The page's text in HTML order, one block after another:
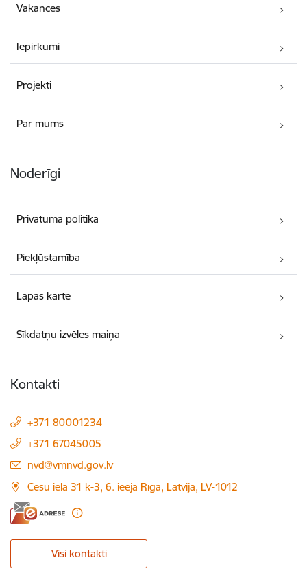
Vakances
Iepirkumi
Projekti
Par mums
Noderīgi
Privātuma politika
Piekļūstamība
Lapas karte
Sīkdatņu izvēles maiņa
Kontakti
+371 80001234
+371 67045005
E-pasts:
nvd@vmnvd.gov.lv
Cēsu iela 31 k-3, 6. ieeja Rīga, Latvija, LV-1012
Visi kontakti